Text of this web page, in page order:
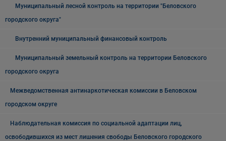
Муниципальный лесной контроль на территории "Беловского
городского округа"
Внутренний муниципальный финансовый контроль
Муниципальный земельный контроль на территории Беловского
городского округа
Межведомственная антинаркотическая комиссии в Беловском
городском округе
Наблюдательная комиссия по социальной адаптации лиц,
освободившихся из мест лишения свободы Беловского городского